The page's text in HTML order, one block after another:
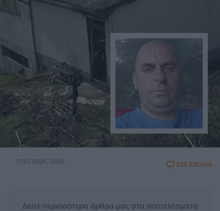
17.03.2025, 13:00 220 ΣΧΟΛΙΑ
Δείτε περισσότερα άρθρα μας στα αποτελέσματα